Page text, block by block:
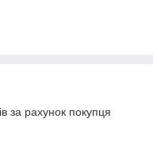
за рахунок покупця